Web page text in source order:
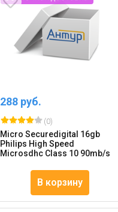
288 руб.
(0)
Micro Securedigital 16gb
Philips High Speed
Microsdhc Class 10 90mb/s
В корзину